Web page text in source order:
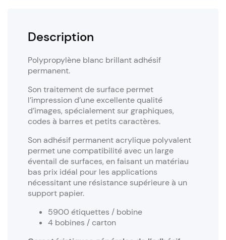
Description
Polypropylène blanc brillant adhésif
permanent.
Son traitement de surface permet
l’impression d’une excellente qualité
d’images, spécialement sur graphiques,
codes à barres et petits caractères.
Son adhésif permanent acrylique polyvalent
permet une compatibilité avec un large
éventail de surfaces, en faisant un matériau
bas prix idéal pour les applications
nécessitant une résistance supérieure à un
support papier.
5900 étiquettes / bobine
4 bobines / carton